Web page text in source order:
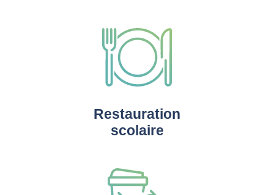
Restauration
scolaire